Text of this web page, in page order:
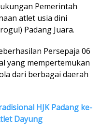
Pemerintah
atlet usia dini
Padang Juara.
Persepaja 06
yang mempertemukan
dari berbagai daerah
HJK Padang ke-
Dayung